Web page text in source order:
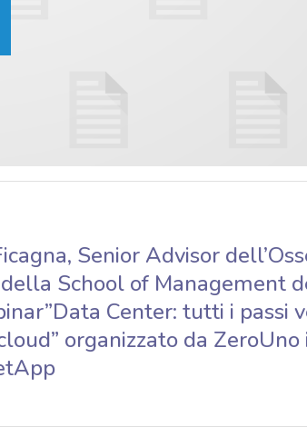
Senior Advisor
School of Management
Center: tutti i passi
organizzato da ZeroUno